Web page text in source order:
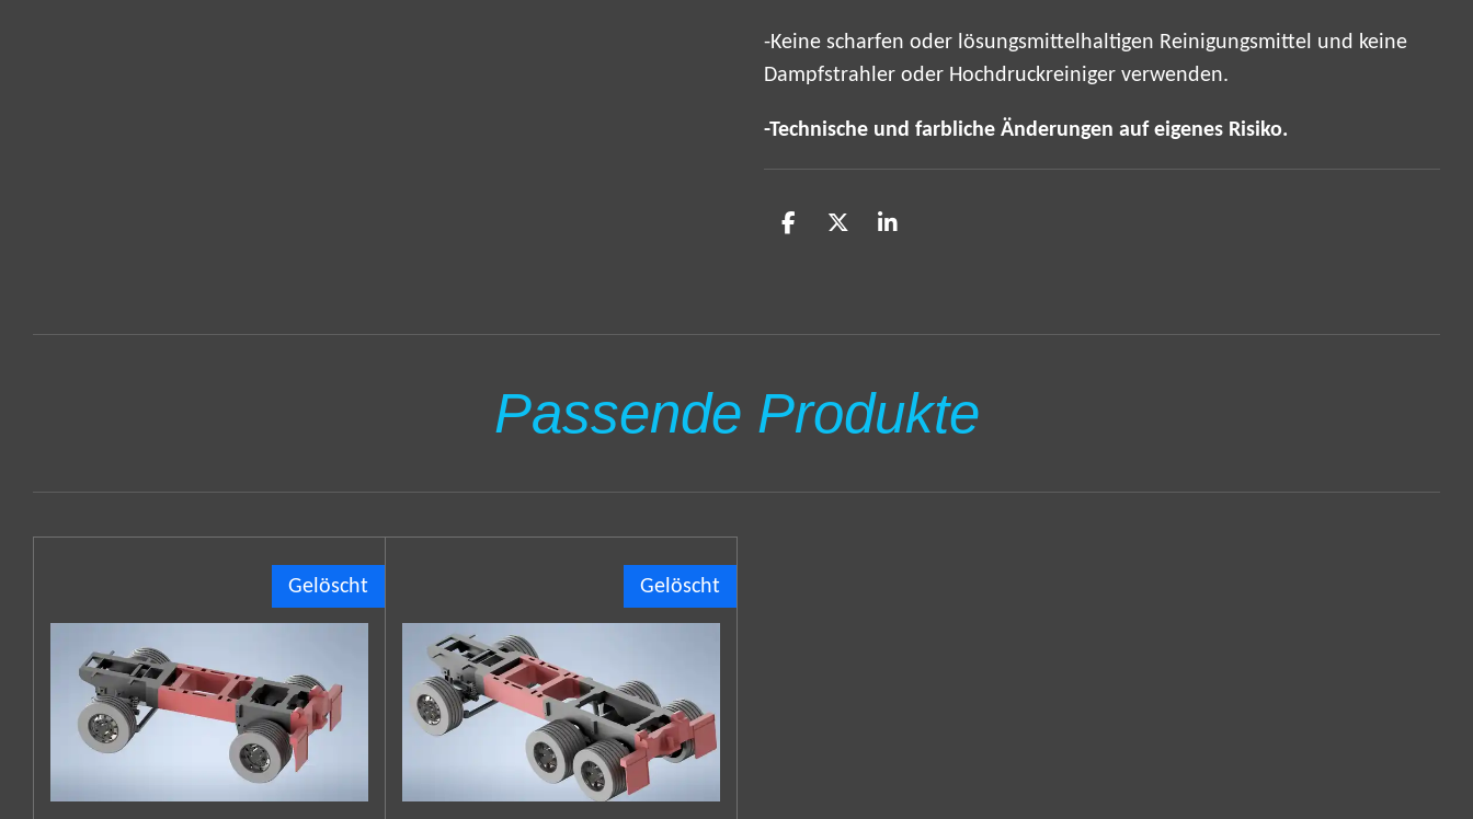
-Keine scharfen oder lösungsmittelhaltigen Reinigungsmittel und keine
Dampfstrahler oder Hochdruckreiniger verwenden.
-Technische und farbliche Änderungen auf eigenes Risiko.
T
T
T
Passende Produkte
Gelöscht Gelöscht